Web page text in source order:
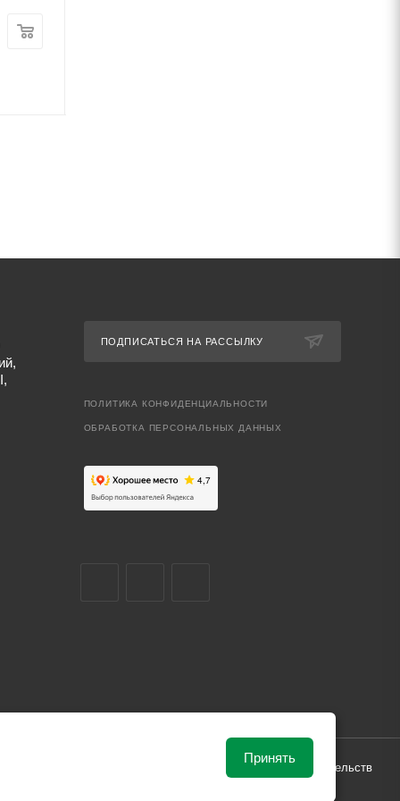
ПОДПИСАТЬСЯ НА РАССЫЛКУ
ПОЛИТИКА КОНФИДЕНЦИАЛЬНОСТИ
ОБРАБОТКА ПЕРСОНАЛЬНЫХ ДАННЫХ
от рыночной ситуации и не влекут за собой обязательств
Принять